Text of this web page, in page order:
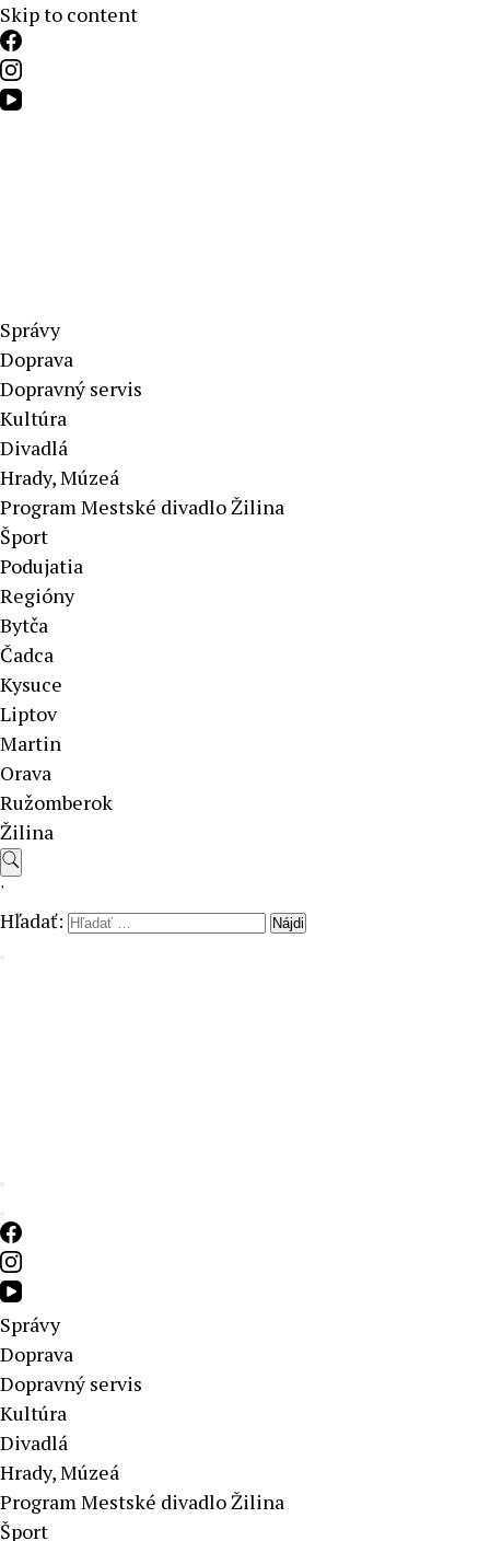
Skip to content
Aktuálne správy – severné Slovensko
Správy
Doprava
Dopravný servis
Kultúra
Divadlá
Hrady, Múzeá
Program Mestské divadlo Žilina
Šport
Podujatia
Regióny
Bytča
Čadca
Kysuce
Liptov
Martin
Orava
Ružomberok
Žilina
'
Hľadať:
Správy
Doprava
Dopravný servis
Kultúra
Divadlá
Hrady, Múzeá
Program Mestské divadlo Žilina
Šport